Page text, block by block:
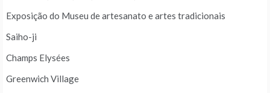
Exposição do Museu de artesanato e artes tradicionais
Saiho-ji
Champs Elysées
Greenwich Village